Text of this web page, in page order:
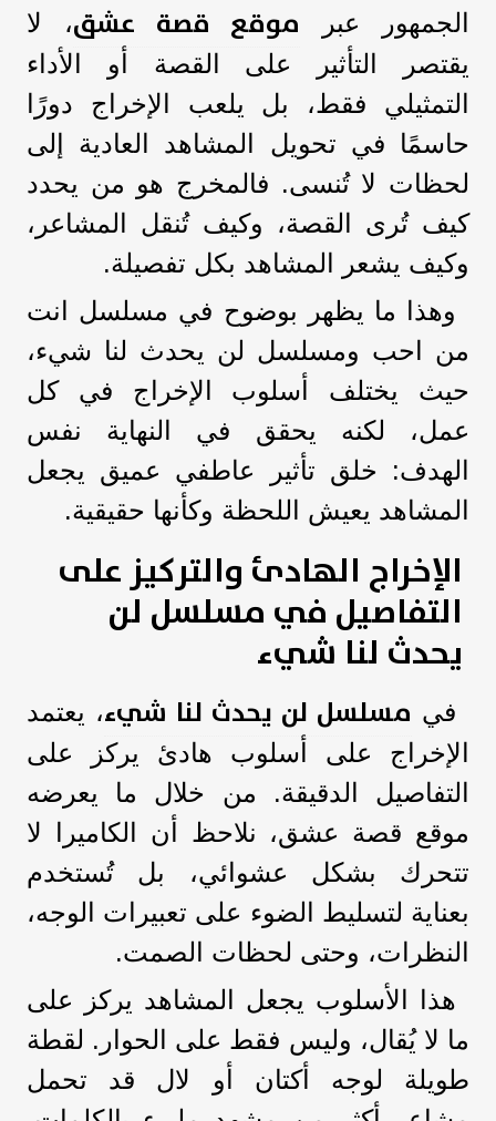
الجمهور عبر موقع قصة عشق، لا
يقتصر التأثير على القصة أو الأداء
التمثيلي فقط، بل يلعب الإخراج دورًا
حاسمًا في تحويل المشاهد العادية إلى
لحظات لا تُنسى. فالمخرج هو من يحدد
كيف تُرى القصة، وكيف تُنقل المشاعر،
وكيف يشعر المشاهد بكل تفصيلة.
وهذا ما يظهر بوضوح في مسلسل انت
من احب ومسلسل لن يحدث لنا شيء،
حيث يختلف أسلوب الإخراج في كل
عمل، لكنه يحقق في النهاية نفس
الهدف: خلق تأثير عاطفي عميق يجعل
المشاهد يعيش اللحظة وكأنها حقيقية.
الإخراج الهادئ والتركيز على
التفاصيل في مسلسل لن
يحدث لنا شيء
في مسلسل لن يحدث لنا شيء، يعتمد
الإخراج على أسلوب هادئ يركز على
التفاصيل الدقيقة. من خلال ما يعرضه
موقع قصة عشق، نلاحظ أن الكاميرا لا
تتحرك بشكل عشوائي، بل تُستخدم
بعناية لتسليط الضوء على تعبيرات الوجه،
النظرات، وحتى لحظات الصمت.
هذا الأسلوب يجعل المشاهد يركز على
ما لا يُقال، وليس فقط على الحوار. لقطة
طويلة لوجه أكتان أو لال قد تحمل